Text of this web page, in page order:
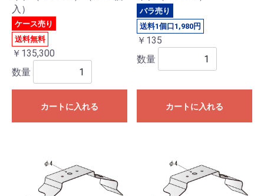
入）
ケース売り
送料無料
￥135,300
数量
カートに入れる
バラ売り
送料1個口1,980円
￥135
数量
カートに入れる